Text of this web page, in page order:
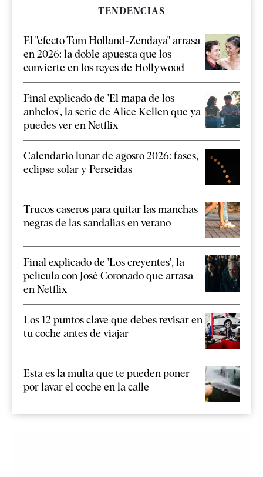
TENDENCIAS
El "efecto Tom Holland-Zendaya" arrasa
en 2026: la doble apuesta que los
convierte en los reyes de Hollywood
Final explicado de 'El mapa de los
anhelos', la serie de Alice Kellen que ya
puedes ver en Netflix
Calendario lunar de agosto 2026: fases,
eclipse solar y Perseidas
Trucos caseros para quitar las manchas
negras de las sandalias en verano
Final explicado de 'Los creyentes', la
película con José Coronado que arrasa
en Netflix
Los 12 puntos clave que debes revisar en
tu coche antes de viajar
Esta es la multa que te pueden poner
por lavar el coche en la calle